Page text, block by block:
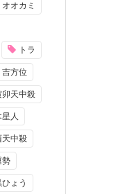
オオカミ
トラ
吉方位
卯天中殺
星人
天中殺
勢
ひょう